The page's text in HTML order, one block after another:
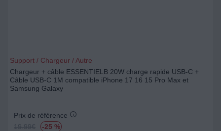
Support / Chargeur / Autre
Chargeur + câble ESSENTIELB 20W charge rapide USB-C +
Câble USB-C 1M compatible iPhone 17 16 15 Pro Max et
Samsung Galaxy
Prix de référence
19.99€ -25 %